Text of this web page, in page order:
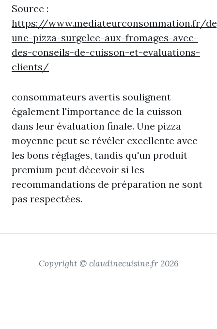
Source :
https://www.mediateurconsommation.fr/
une-pizza-surgelee-aux-fromages-avec-
des-conseils-de-cuisson-et-evaluations-
clients/
consommateurs avertis soulignent
également l'importance de la cuisson
dans leur évaluation finale. Une pizza
moyenne peut se révéler excellente avec
les bons réglages, tandis qu'un produit
premium peut décevoir si les
recommandations de préparation ne sont
pas respectées.
Copyright © claudinecuisine.fr 2026